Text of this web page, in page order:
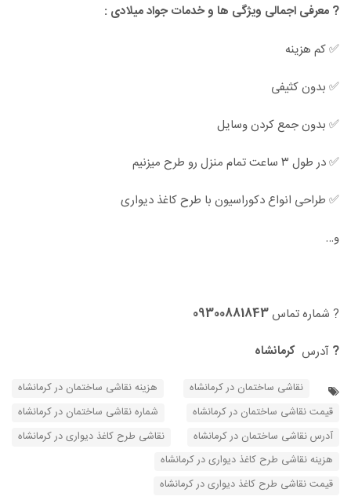
? معرفی اجمالی ویژگی ها و خدمات جواد میلادی :
✅ کم هزینه
✅ بدون کثیفی
✅ بدون جمع کردن وسایل
✅ در طول ۳ ساعت تمام منزل رو طرح میزنیم
✅ طراحی انواع دکوراسیون با طرح کاغذ دیواری
و…
? شماره تماس 09300881843
? آدرس کرمانشاه
نقاشی ساختمان در کرمانشاه
هزینه نقاشی ساختمان در کرمانشاه
قیمت نقاشی ساختمان در کرمانشاه
شماره نقاشی ساختمان در کرمانشاه
آدرس نقاشی ساختمان در کرمانشاه
نقاشی طرح کاغذ دیواری در کرمانشاه
هزینه نقاشی طرح کاغذ دیواری در کرمانشاه
قیمت نقاشی طرح کاغذ دیواری در کرمانشاه